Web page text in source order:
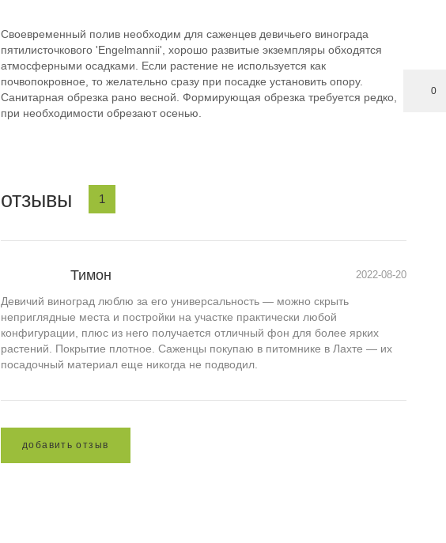
0
Своевременный полив необходим для саженцев девичьего винограда
пятилисточкового 'Engelmannii', хорошо развитые экземпляры обходятся
атмосферными осадками. Если растение не используется как
почвопокровное, то желательно сразу при посадке установить опору.
Санитарная обрезка рано весной. Формирующая обрезка требуется редко,
при необходимости обрезают осенью.
отзывы 1
Тимон 2022-08-20
Девичий виноград люблю за его универсальность — можно скрыть
неприглядные места и постройки на участке практически любой
конфигурации, плюс из него получается отличный фон для более ярких
растений. Покрытие плотное. Саженцы покупаю в питомнике в Лахте — их
посадочный материал еще никогда не подводил.
до бавить о тз ыв